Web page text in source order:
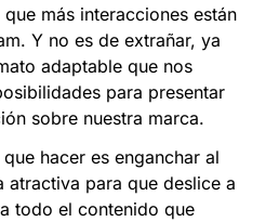
más interacciones están
Y no es de extrañar, ya
adaptable que nos
para presentar
sobre nuestra marca.
hacer es enganchar al
atractiva para que deslice a
todo el contenido que